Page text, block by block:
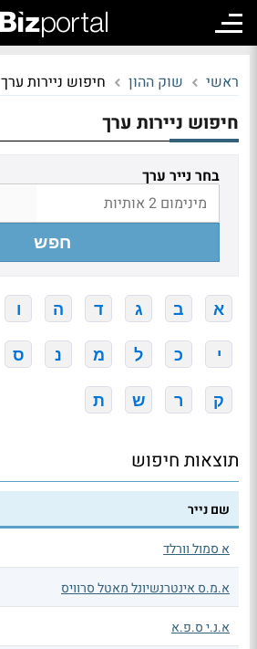
ראשי שוק ההון חיפוש ניירות ערך
חיפוש ניירות ערך
בחר נייר ערך
חפש
א ב ג ד ה ו
י כ ל מ נ ס
ק ר ש ת
תוצאות חיפוש
שם נייר
א סמול וורלד
א.מ.ס אינטרנשיונל מאטל סרוויס
א.נ.י ס.פ.א